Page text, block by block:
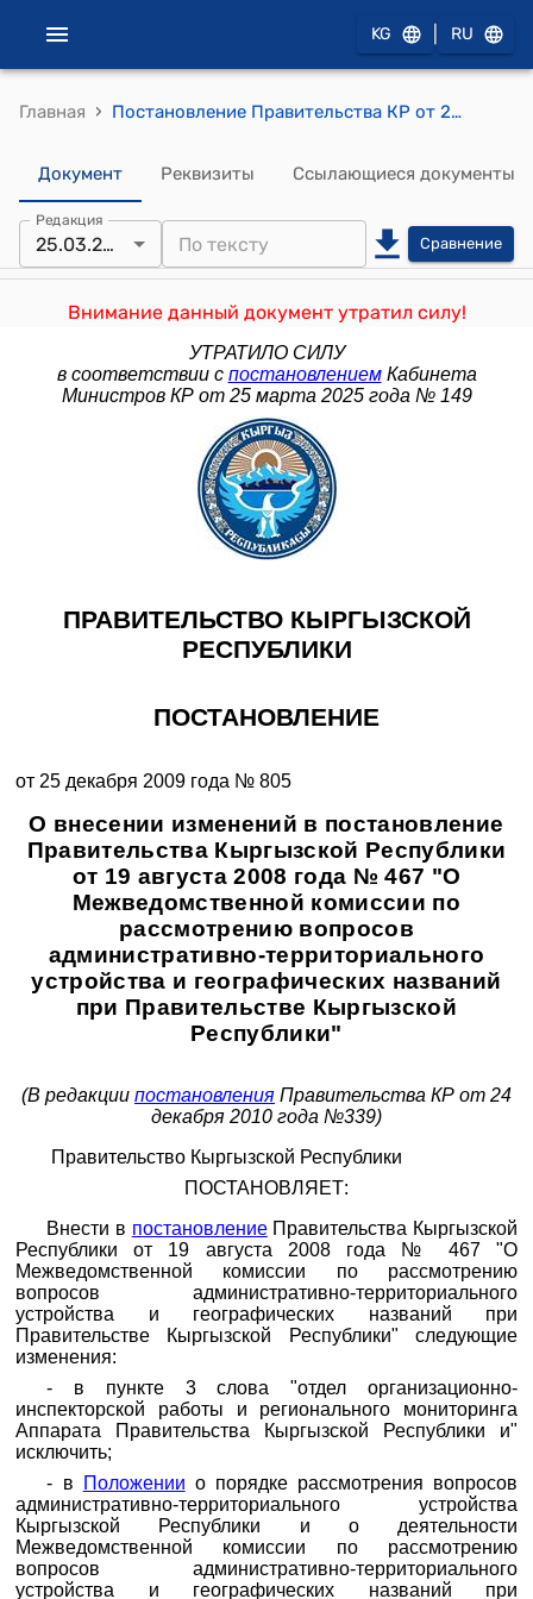
KG RU
Главная › Постановление Правительства КР от 25 декабря 2009 года №805 "О внесении изменений в постановление Правительства Кыргызской Республики от 19 августа 2008 года № 467 "О Межведомственной комиссии по рассмотрению вопросов административно-территориального устройства и географических названий при Правительстве Кыргызской Республики"
Документ Реквизиты Ссылающиеся документы
Редакция
25.03.2025 Сравнение
Внимание данный документ утратил силу!